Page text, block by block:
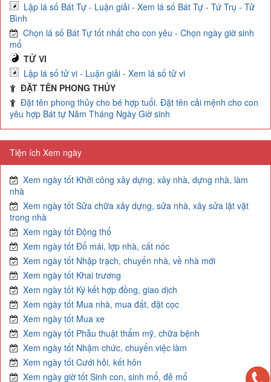
Lập lá số Bát Tự - Luận giải - Xem lá số Bát Tự - Tứ Trụ - Tử
Bình
Chọn lá số Bát Tự tốt nhất cho con yêu - Chọn ngày giờ sinh
mổ
TỬ VI
Lập lá số tử vi - Luận giải - Xem lá số tử vi
ĐẶT TÊN PHONG THỦY
Đặt tên phong thủy cho bé hợp tuổi. Đặt tên cải mệnh cho con
yêu hợp Bát tự Năm Tháng Ngày Giờ sinh
Tiện ích Xem ngày
Xem ngày tốt Khởi công xây dựng, xây nhà, dựng nhà, làm
nhà
Xem ngày tốt Sửa chữa xây dựng, sửa nhà, xây sửa lặt vặt
trong nhà
Xem ngày tốt Động thổ
Xem ngày tốt Đổ mái, lợp nhà, cất nóc
Xem ngày tốt Nhập trạch, chuyển nhà, về nhà mới
Xem ngày tốt Khai trương
Xem ngày tốt Ký kết hợp đồng, giao dịch
Xem ngày tốt Mua nhà, mua đất, đặt cọc
Xem ngày tốt Mua xe
Xem ngày tốt Phẫu thuật thẩm mỹ, chữa bệnh
Xem ngày tốt Nhậm chức, chuyển việc làm
Xem ngày tốt Cưới hỏi, kết hôn
Xem ngày giờ tốt Sinh con, sinh mổ, đẻ mổ